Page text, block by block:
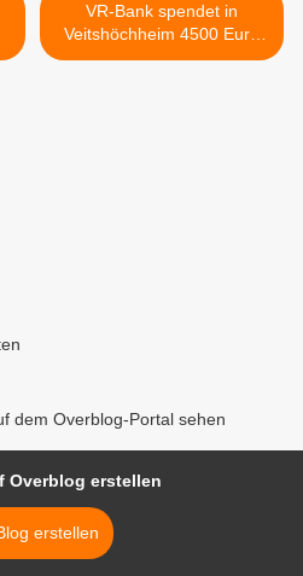
VR-Bank spendet in
Veitshöchheim 4500 Euro
an 14 örtliche Vereine und
dem Overblog-Portal sehen
Overblog erstellen
erstellen